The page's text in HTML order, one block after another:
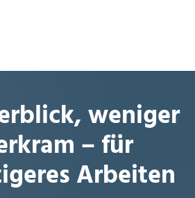
weniger
– für
Arbeiten